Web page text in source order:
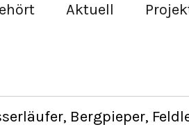
Aktuell
Bergpieper,